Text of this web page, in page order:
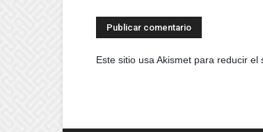
Este sitio usa Akismet para reducir el